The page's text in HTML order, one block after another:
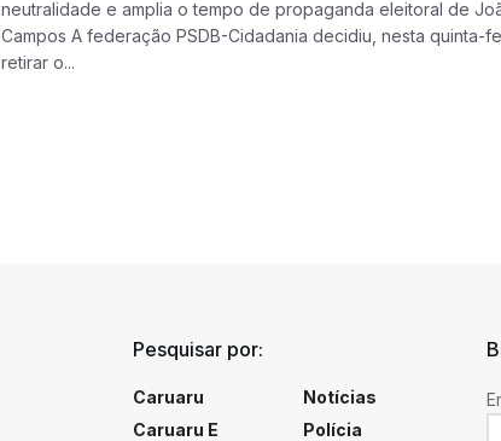
neutralidade e amplia o tempo de propaganda eleitoral de
Campos A federação PSDB-Cidadania decidiu, nesta quinta-
retirar o...
Pesquisar por:
Caruaru
Caruaru E
Notícias
Polícia